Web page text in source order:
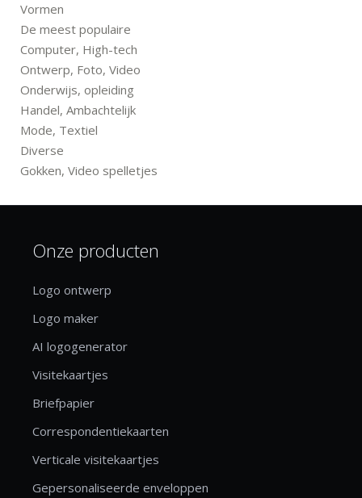
Vormen
De meest populaire
Computer, High-tech
Ontwerp, Foto, Video
Onderwijs, opleiding
Handel, Ambachtelijk
Mode, Textiel
Diverse
Gokken, Video spelletjes
Onze producten
Logo ontwerp
Logo maker
AI logogenerator
Visitekaartjes
Briefpapier
Correspondentiekaarten
Verticale visitekaartjes
Gepersonaliseerde enveloppen